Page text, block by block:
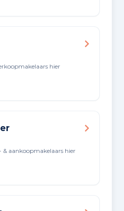
hier
& aankoopmakelaars hier